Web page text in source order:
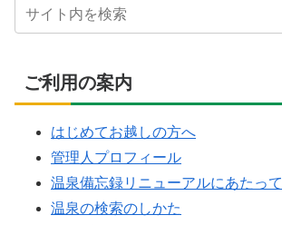
ご利用の案内
はじめてお越しの方へ
管理人プロフィール
温泉備忘録リニューアルにあたって
温泉の検索のしかた